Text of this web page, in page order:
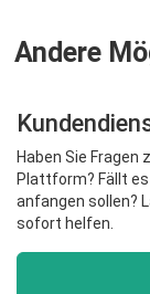
Andere
Haben Sie Fragen
Plattform? Fällt
anfangen sollen?
sofort helfen.